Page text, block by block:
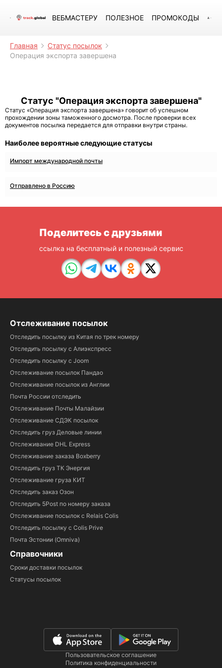
ВЕБМАСТЕРУ ПОЛЕЗНОЕ ПРОМОКОДЫ
Главная
Статус посылок
Операция экспорта завершена
Статус "Операция экспорта завершена"
Статус «Операция экспорта завершена» говорит об успешном
прохождении зоны таможенного досмотра. После проверки всех
документов посылка передается для отправки внутри страны.
Наиболее вероятные следующие статусы
Импорт международной почты
Отправлено в Россию
Поделитесь с друзьями
ссылка на бесплатный и полезный сервис
Отслеживание посылок
Отследить посылку из Китая по трек номеру
Отследить посылку с Алиэкспресс
Отследить посылку с Joom
Отслеживание посылок Пандао
Отслеживание посылок из Англии
Почта России отследить
Отслеживание Почты Малайзии
Отслеживание СДЭК посылок
Отследить груз Деловые линии
Отслеживание DHL Express
Отслеживание заказа Boxberry
Отследить груз ТК Энергия
Отслеживание груза КИТ
Отследить заказ Озон
Отследить 5Post по номеру заказа
Отслеживание посылок с Relais Colis
Отследить посылку с Colis Prive
Почта Эстонии (Omniva)
Справочники
Сроки доставки посылок
Статусы посылок
Пользовательское соглашение
Политика конфиденциальности